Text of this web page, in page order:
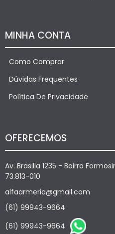
MINHA CONTA
Como Comprar
Dúvidas Frequentes
Política De Privacidade
OFERECEMOS
Av. Brasilia 1235 - Bairro
73.813-010
alfaarmeria@gmail.com
(61) 99943-9664
(61) 99943-9664